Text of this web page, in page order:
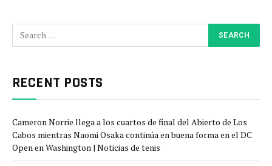
RECENT POSTS
Cameron Norrie llega a los cuartos de final del Abierto de Los
Cabos mientras Naomi Osaka continúa en buena forma en el DC
Open en Washington | Noticias de tenis